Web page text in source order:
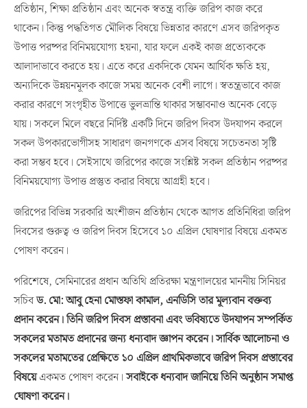
প্রতিষ্ঠান, শিক্ষা প্রতিষ্ঠান এবং অনেক স্বতন্ত্র ব্যক্তি জরিপ কাজ করে
থাকেন। কিন্তু পদ্ধতিগত মৌলিক বিষয়ে ভিন্নতার কারণে এসব জরিপকৃত
উপাত্ত পরষ্পর বিনিময়যোগ্য হয়না, যার ফলে একই কাজ প্রত্যেককে
আলাদাভাবে করতে হয়। এতে করে একদিকে যেমন আর্থিক ক্ষতি হয়,
অন্যদিকে উন্নয়নমূলক কাজে সময় অনেক বেশী লাগে। স্বতন্ত্রভাবে কাজ
করার কারণে সংগৃহীত উপাত্তে ভুলভ্রান্তি থাকার সম্ভাবনাও অনেক বেড়ে
যায়। সকলে মিলে বছরে নির্দিষ্ট একটি দিনে জরিপ দিবস উদযাপন করলে
সকল উপকারভোগীসহ সাধারণ জনগণকে এসব বিষয়ে সচেতনতা সৃষ্টি
করা সম্ভব হবে। সেইসাথে জরিপের কাজে সংশ্লিষ্ট সকল প্রতিষ্ঠান পরষ্পর
বিনিময়যোগ্য উপাত্ত প্রস্তুত করার বিষয়ে আগ্রহী হবে।
জরিপের বিভিন্ন সরকারি অংশীজন প্রতিষ্ঠান থেকে আগত প্রতিনিধিরা জরিপ
দিবসের গুরুত্ব ও জরিপ দিবস হিসেবে ১০ এপ্রিল ঘোষণার বিষয়ে একমত
পোষণ করেন।
পরিশেষে, সেমিনারের প্রধান অতিথি প্রতিরক্ষা মন্ত্রণালয়ের মাননীয় সিনিয়র
সচিবড. মো:আবু হেনা মোস্তফা কামাল, এনডিসি তার মূল্যবান বক্তব্য
প্রদান করেন। তিনি জরিপ দিবস প্রস্তাবনা এবং ভবিষ্যতে উদযাপন সম্পর্কিত
সকলের মতামত প্রদানের জন্য ধন্যবাদ জ্ঞাপন করেন। সার্বিক আলোচনা ও
সকলের মতামতের প্রেক্ষিতে ১০ এপ্রিল প্রাথমিকভাবে জরিপ দিবস প্রস্তাবের
বিষয়েএকমত পোষণ করেন।সবাইকে ধন্যবাদ জানিয়ে তিনি অনুষ্ঠান সমাপ্ত
ঘোষণা করেন।